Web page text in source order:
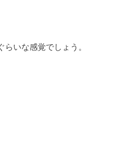
いな感覚でしょう。